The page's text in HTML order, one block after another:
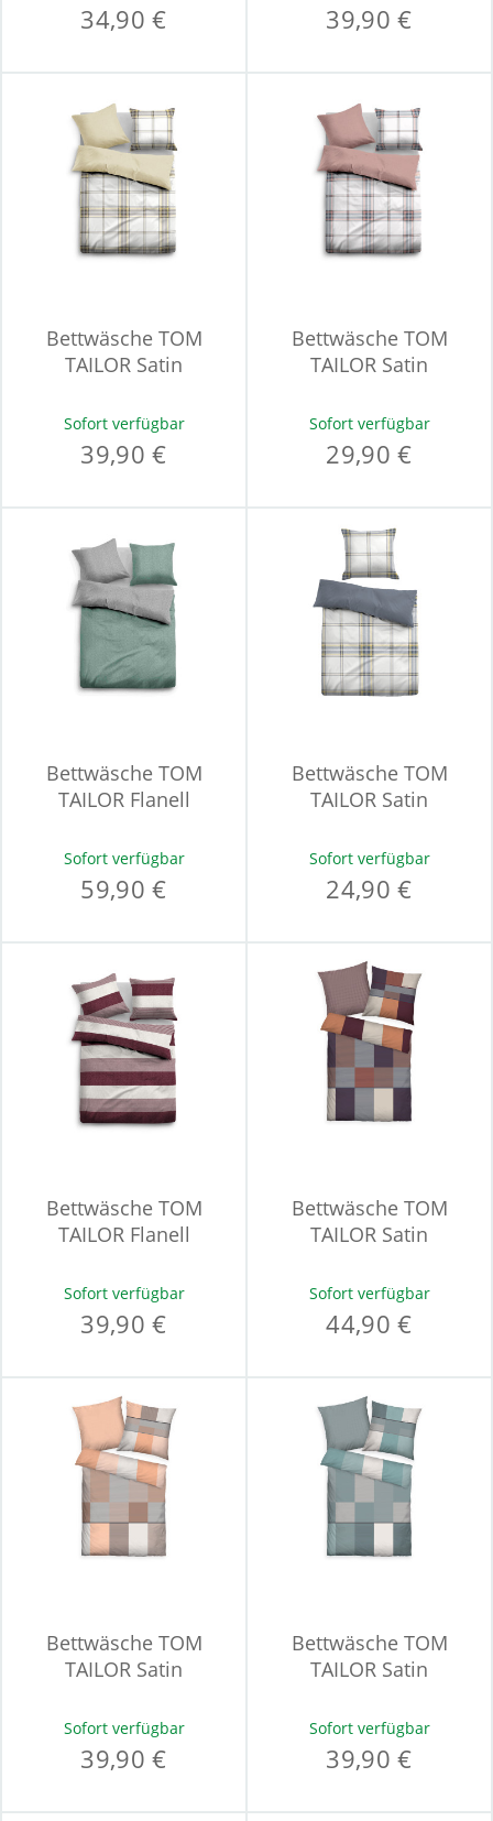
34,90 € 39,90 €
Bettwäsche TOM
TAILOR Satin
Sofort verfügbar
39,90 €
Bettwäsche TOM
TAILOR Satin
Sofort verfügbar
29,90 €
Bettwäsche TOM
TAILOR Flanell
Sofort verfügbar
59,90 €
Bettwäsche TOM
TAILOR Satin
Sofort verfügbar
24,90 €
Bettwäsche TOM
TAILOR Flanell
Sofort verfügbar
39,90 €
Bettwäsche TOM
TAILOR Satin
Sofort verfügbar
44,90 €
Bettwäsche TOM
TAILOR Satin
Sofort verfügbar
39,90 €
Bettwäsche TOM
TAILOR Satin
Sofort verfügbar
39,90 €